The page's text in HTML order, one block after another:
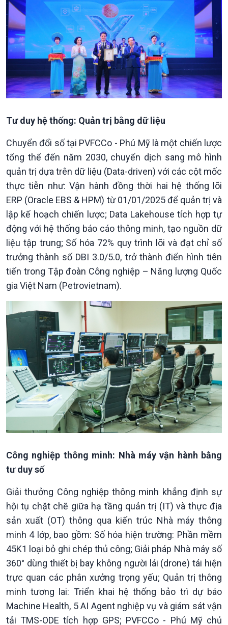
Chính trị
Tin Chính trị
Chính phủ với người dân
Quốc hội với cử tri
Xây dựng đảng
Đảng trong cuộc sống
Nhận diện sự thật
Pháp luật và đời sống
Thế giới
Tin thế giới
Vấn đề quốc tế
Hồ sơ sự kiện quốc tế
Thế giới & Việt Nam
Biên cương - Một dải vững
bền
Tin Kinh tế
Trước giờ mở cửa
Sức sống hàng Việt
Khởi nghiệp
Tuyên chiến với gian lận
thương mại
Tin Nông nghiệp & Biển
Biển đảo Việt Nam
Tâm tình biên giới và hải
đảo
Tìm hiểu biển, đảo Việt
Nam
Tư duy hệ thống: Quản trị bằng dữ liệu
Chuyển đổi số tại PVFCCo - Phú Mỹ là một chiến lược
tổng thể đến năm 2030, chuyển dịch sang mô hình
quản trị dựa trên dữ liệu (Data-driven) với các cột mốc
thực tiễn như: Vận hành đồng thời hai hệ thống lõi
ERP (Oracle EBS & HPM) từ 01/01/2025 để quản trị và
lập kế hoạch chiến lược; Data Lakehouse tích hợp tự
động với hệ thống báo cáo thông minh, tạo nguồn dữ
liệu tập trung; Số hóa 72% quy trình lõi và đạt chỉ số
trưởng thành số DBI 3.0/5.0, trở thành điển hình tiên
tiến trong Tập đoàn Công nghiệp – Năng lượng Quốc
gia Việt Nam (Petrovietnam).
Công nghiệp thông minh: Nhà máy vận hành bằng
tư duy số
Giải thưởng Công nghiệp thông minh khẳng định sự
hội tụ chặt chẽ giữa hạ tầng quản trị (IT) và thực địa
sản xuất (OT) thông qua kiến trúc Nhà máy thông
minh 4 lớp, bao gồm: Số hóa hiện trường: Phần mềm
45K1 loại bỏ ghi chép thủ công; Giải pháp Nhà máy số
360° dùng thiết bị bay không người lái (drone) tái hiện
trực quan các phân xưởng trọng yếu; Quản trị thông
minh tương lai: Triển khai hệ thống bảo trì dự báo
Machine Health, 5 AI Agent nghiệp vụ và giám sát vận
tải TMS-ODE tích hợp GPS; PVFCCo - Phú Mỹ chủ